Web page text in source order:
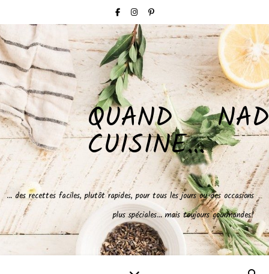
QUAND NAD
CUISINE…
… des recettes faciles, plutôt rapides, pour tous les jours ou des occasions
plus spéciales… mais toujours gourmandes!